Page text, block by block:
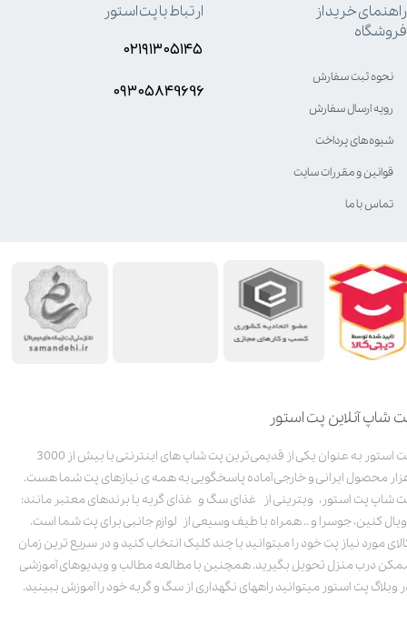
شاپ آنلاین پت استور
پت استور به عنوان یکی از قدیمی‌ترین پت شاپ های اینترنتی با بیش از 3000
محصول ایرانی و خارجی آماده پاسخگویی به همه ی نیازهای پت شما هست.
شاپ پت استور، ویترینی از غذای سگ و غذای گربه با برندهای معتبر مانند:
کنین، جوسرا و .. همراه با طیف وسیعی از لوازم جانبی برای پت شما است.
مورد نیاز پت خود را میتوانید با چند کلیک انتخاب کنید و در سریع ترین زمان
درب منزل تحویل بگیرید. همچنین با مطالعه مطالب و ویدیوهای آموزشی
وبلاگ پت استور میتوانید راههای نگهداری از سگ و گربه خود را آموزش ببینید.
راهنمای خرید از
فروشگاه
نحوه ثبت سفارش
رویه ارسال سفارش
شیوه‌های پرداخت
قوانین و مقررات سایت
تماس با ما
ارتباط با پت استور
۰۲۱۹۱۳۰۵۱۴۵
۰۹۳۰۵8۴9696